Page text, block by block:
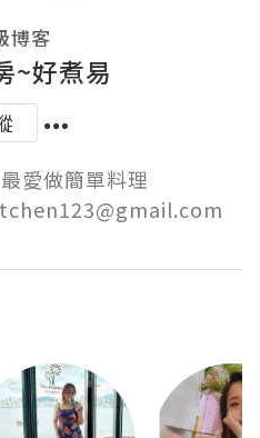
博客
~好煮易
愛做簡單料理